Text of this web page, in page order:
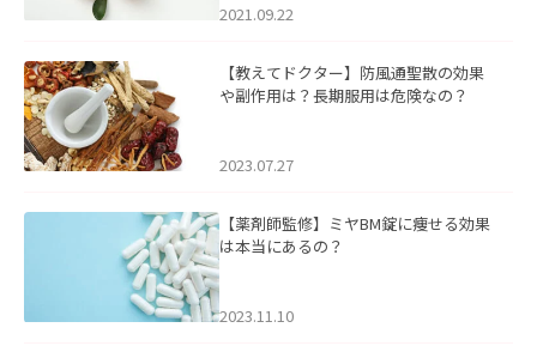
2021.09.22
【教えてドクター】防風通聖散の効果
や副作用は？長期服用は危険なの？
2023.07.27
【薬剤師監修】ミヤBM錠に痩せる効果
は本当にあるの？
2023.11.10